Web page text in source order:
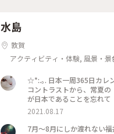
水島
敦賀
アクティビティ・体験, 風景・景
☆*:.｡. 日本一周365日カレンダー🗓｡.:*☆ 8月17
コントラストから、常
が日本であることを忘れて しまう。 日本海にこんなにも美しいところがあ
島ですよね。日本にはまだまだ素敵なところ
ルトブルーの海を
2021.08.17
7月～8月にしか渡れない